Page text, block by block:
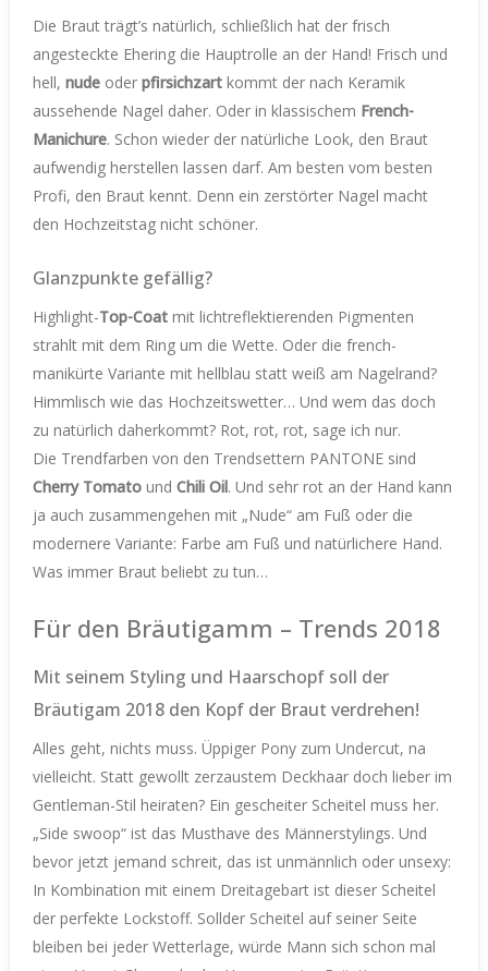
Die Braut trägt’s natürlich, schließlich hat der frisch
angesteckte Ehering die Hauptrolle an der Hand! Frisch und
hell, nude oder pfirsichzart kommt der nach Keramik
aussehende Nagel daher. Oder in klassischem French-
Manichure. Schon wieder der natürliche Look, den Braut
aufwendig herstellen lassen darf. Am besten vom besten
Profi, den Braut kennt. Denn ein zerstörter Nagel macht
den Hochzeitstag nicht schöner.
Glanzpunkte gefällig?
Highlight-Top-Coat mit lichtreflektierenden Pigmenten
strahlt mit dem Ring um die Wette. Oder die french-
manikürte Variante mit hellblau statt weiß am Nagelrand?
Himmlisch wie das Hochzeitswetter… Und wem das doch
zu natürlich daherkommt? Rot, rot, rot, sage ich nur.
Die Trendfarben von den Trendsettern PANTONE sind
Cherry Tomato und Chili Oil. Und sehr rot an der Hand kann
ja auch zusammengehen mit „Nude“ am Fuß oder die
modernere Variante: Farbe am Fuß und natürlichere Hand.
Was immer Braut beliebt zu tun…
Für den Bräutigamm – Trends 2018
Mit seinem Styling und Haarschopf soll der
Bräutigam 2018 den Kopf der Braut verdrehen!
Alles geht, nichts muss. Üppiger Pony zum Undercut, na
vielleicht. Statt gewollt zerzaustem Deckhaar doch lieber im
Gentleman-Stil heiraten? Ein gescheiter Scheitel muss her.
„Side swoop“ ist das Musthave des Männerstylings. Und
bevor jetzt jemand schreit, das ist unmännlich oder unsexy:
In Kombination mit einem Dreitagebart ist dieser Scheitel
der perfekte Lockstoff. Sollder Scheitel auf seiner Seite
bleiben bei jeder Wetterlage, würde Mann sich schon mal